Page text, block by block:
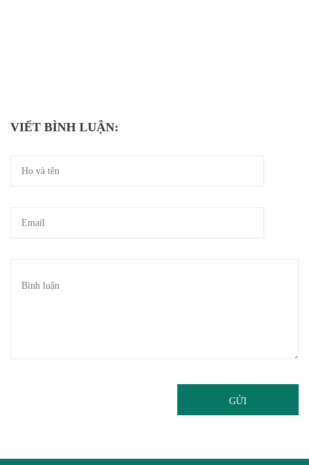
VIẾT BÌNH LUẬN:
GỬI